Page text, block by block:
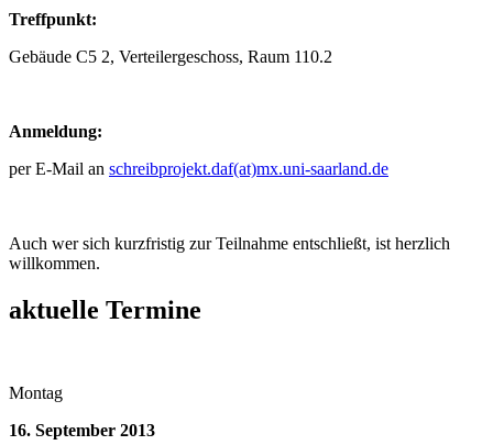
Treffpunkt:
Gebäude C5 2, Verteilergeschoss, Raum 110.2
Anmeldung:
per E-Mail an schreibprojekt.daf(at)mx.uni-saarland.de
Auch wer sich kurzfristig zur Teilnahme entschließt, ist herzlich
willkommen.
aktuelle Termine
Montag
16. September 2013